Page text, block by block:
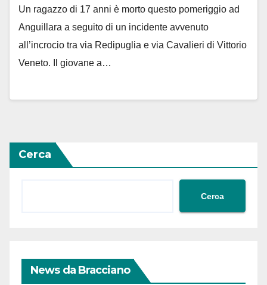
Un ragazzo di 17 anni è morto questo pomeriggio ad
Anguillara a seguito di un incidente avvenuto
all’incrocio tra via Redipuglia e via Cavalieri di Vittorio
Veneto. Il giovane a…
Cerca
Cerca
News da Bracciano